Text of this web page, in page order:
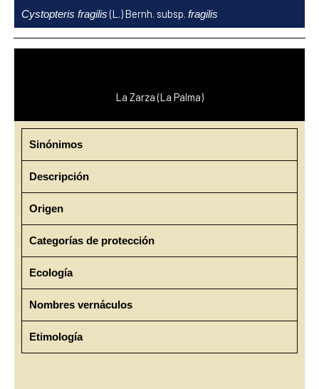
contenido
Cystopteris fragilis (L.) Bernh. subsp. fragilis
La Zarza (La Palma)
Sinónimos
Descripción
Origen
Categorías de protección
Ecología
Nombres vernáculos
Etimología